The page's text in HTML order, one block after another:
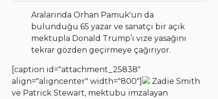
Aralarında Orhan Pamuk'un da
bulunduğu 65 yazar ve sanatçı bir açık
mektupla Donald Trump’ı vize yasağını
tekrar gözden geçirmeye çağırıyor.
[caption id="attachment_25838"
align="aligncenter" width="800"]
Zadie Smith
ve Patrick Stewart, mektubu imzalayan